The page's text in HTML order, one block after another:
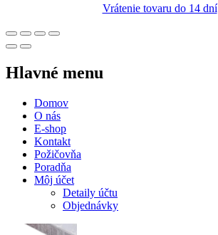
Vrátenie tovaru do 14 dní
Hlavné menu
Domov
O nás
E-shop
Kontakt
Požičovňa
Poradňa
Môj účet
Detaily účtu
Objednávky